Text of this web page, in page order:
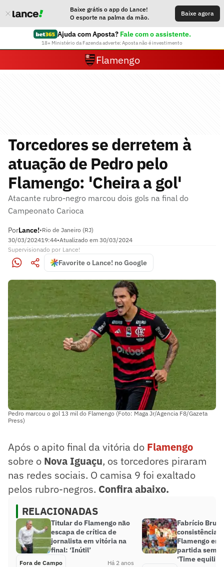
Baixe grátis o app do Lance!
O esporte na palma da mão.
Baixe agora
Ajuda com Aposta? Fale com o assistente.
18+ Ministério da Fazenda adverte: Aposta não é investimento
Flamengo
Torcedores se derretem à
atuação de Pedro pelo
Flamengo: 'Cheira a gol'
Atacante rubro-negro marcou dois gols na final do
Campeonato Carioca
PorLance!•Rio de Janeiro (RJ)
30/03/202419:44•Atualizado em 30/03/2024
Supervisionado por Lance!
Favorite o Lance! no Google
Pedro marcou o gol 13 mil do Flamengo (Foto: Maga Jr/Agencia F8/Gazeta
Press)
Após o apito final da vitória do Flamengo
sobre o Nova Iguaçu, os torcedores piraram
nas redes sociais. O camisa 9 foi exaltado
pelos rubro-negros. Confira abaixo.
RELACIONADAS
Titular do Flamengo não
escapa de crítica de
jornalista em vitória na
final: ‘Inútil’
Fora de Campo Há 2 anos
Fabrício
consistência
Flamengo em
partida sem
‘Time